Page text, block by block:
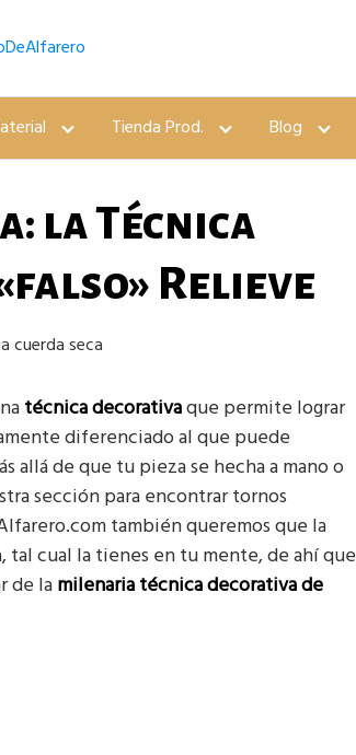
Tienda Prod. Blog
la Técnica
Relieve
técnica decorativaque permite lograr
diferenciado al que puede
allá de que tu pieza se hecha a mano o
sección para encontrar tornos
también queremos que la
cual la tienes en tu mente, de ahí que
de lamilenaria técnica decorativa de